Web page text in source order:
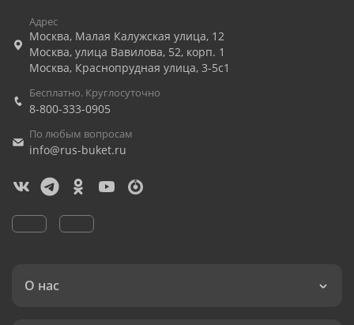
Адрес
Москва, Малая Калужская улица, 12
Москва, улица Вавилова, 52, корп. 1
Москва, Краснопрудная улица, 3-5с1
Бесплатно. Круглосуточно
8-800-333-0905
По любым вопросам
info@rus-buket.ru
О нас